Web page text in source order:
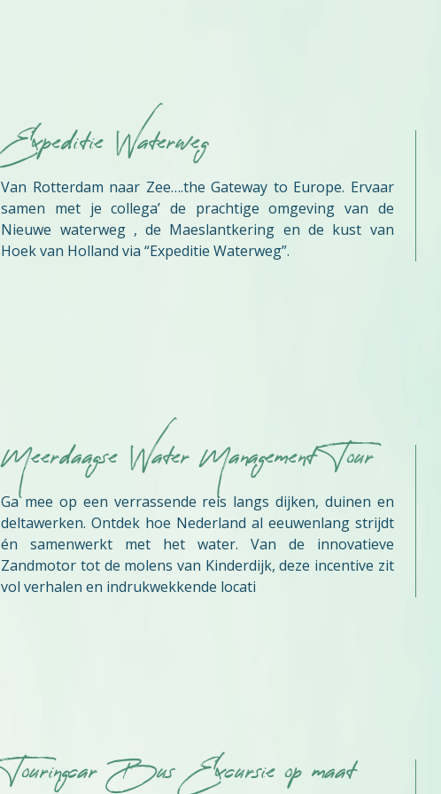
Expeditie Waterweg
Van Rotterdam naar Zee….the Gateway to Europe. Ervaar
samen met je collega’ de prachtige omgeving van de
Nieuwe waterweg , de Maeslantkering en de kust van
Hoek van Holland via “Expeditie Waterweg”.
Meerdaagse Water Management Tour
Ga mee op een verrassende reis langs dijken, duinen en
deltawerken. Ontdek hoe Nederland al eeuwenlang strijdt
én samenwerkt met het water. Van de innovatieve
Zandmotor tot de molens van Kinderdijk, deze incentive zit
vol verhalen en indrukwekkende locati
Touringcar Bus Excursie op maat